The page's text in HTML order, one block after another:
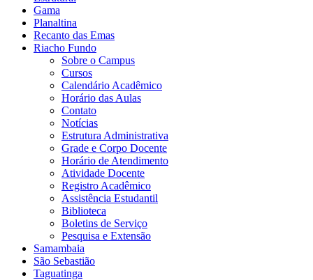
Gama
Planaltina
Recanto das Emas
Riacho Fundo
Sobre o Campus
Cursos
Calendário Acadêmico
Horário das Aulas
Contato
Notícias
Estrutura Administrativa
Grade e Corpo Docente
Horário de Atendimento
Atividade Docente
Registro Acadêmico
Assistência Estudantil
Biblioteca
Boletins de Serviço
Pesquisa e Extensão
Samambaia
São Sebastião
Taguatinga